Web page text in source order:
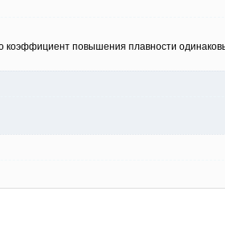
коэффициент повышения плавности